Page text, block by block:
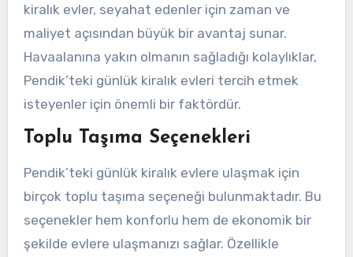
kiralık evler, seyahat edenler için zaman ve
maliyet açısından büyük bir avantaj sunar.
Havaalanına yakın olmanın sağladığı kolaylıklar,
Pendik’teki günlük kiralık evleri tercih etmek
isteyenler için önemli bir faktördür.
Toplu Taşıma Seçenekleri
Pendik’teki günlük kiralık evlere ulaşmak için
birçok toplu taşıma seçeneği bulunmaktadır. Bu
seçenekler hem konforlu hem de ekonomik bir
şekilde evlere ulaşmanızı sağlar. Özellikle